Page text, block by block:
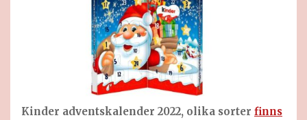
Kinder adventskalender 2022, olika sorter finns